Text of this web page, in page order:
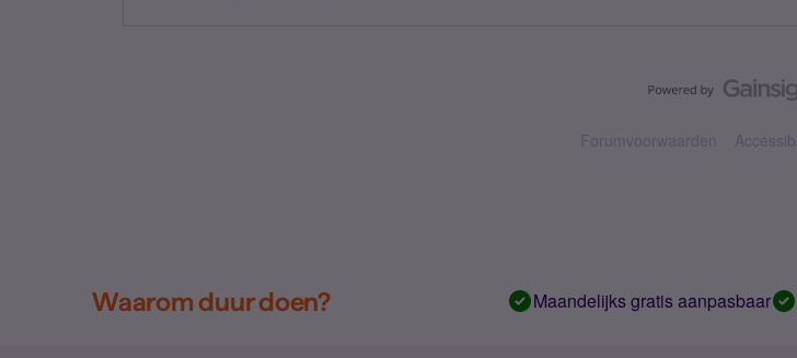
Forumvoorwaarden
Waarom duur doen? Maandelijks gratis aanpasbaar